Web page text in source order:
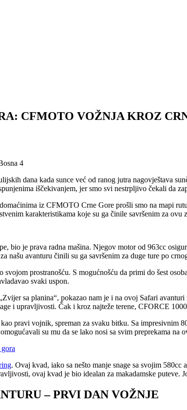
CFMOTO VOŽNJA KROZ
dana kada sunce već od ranog jutra nagovještava
iščekivanjem, jer smo svi nestrpljivo čekali da
iz CFMOTO Crne Gore prošli smo na mapi
karakteristikama koje su ga činile savršenim za ovu
bio je prava radna mašina. Njegov motor od 963cc
našu avanturu činili su ga savršenim za duge ture po
svojom prostranošću. S mogućnošću da primi do šest
svaki uspon.
sa planina“, pokazao nam je i na ovoj Safari
i upravljivosti. Čak i kroz najteže terene, CFORCE
kao pravi vojnik, spreman za svaku bitku. Sa impresivnim
su mu da se lako nosi sa svim preprekama na
. Ovaj kvad, iako sa nešto manje snage sa svojim
ovaj kvad je bio idealan za makadamske
– PRVI DAN VOŽNJE